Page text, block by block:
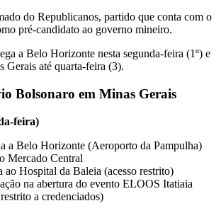
do Republicanos, partido que conta com o
pré-candidato ao governo mineiro.
a Belo Horizonte nesta segunda-feira (1º) e
Gerais até quarta-feira (3).
Bolsonaro em Minas Gerais
feira)
a Belo Horizonte (Aeroporto da Pampulha)
Mercado Central
ao Hospital da Baleia (acesso restrito)
na abertura do evento ELOOS Itatiaia
a credenciados)